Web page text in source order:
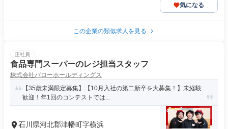
気になる
この企業の類似求人を見る
正社員
食品専門スーパーのレジ担当スタッフ
株式会社バローホールディングス
【35歳未満限定募集】【10月入社の第二新卒を大募集！】未経験
歓迎！年1回のコンテストでは...
石川県河北郡津幡町字横浜